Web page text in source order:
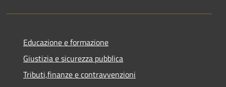
Educazione e formazione
Giustizia e sicurezza pubblica
Tributi,finanze e contravvenzioni